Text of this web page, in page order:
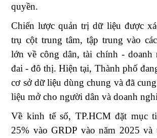
quyền.
Chiến lược quản trị dữ liệu được
trụ cột trung tâm, tập trung vào
lớn về công dân, tài chính - doanh
đai - đô thị. Hiện tại, Thành phố
cơ sở dữ liệu dùng chung và đã
liệu mở cho người dân và doanh
Về kinh tế số, TP.HCM đặt mục
25% vào GRDP vào năm 2025 và